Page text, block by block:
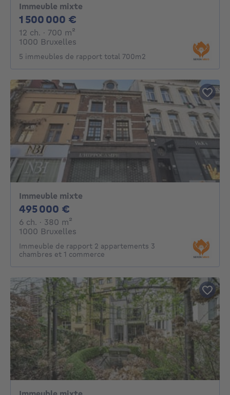
Immeuble mixte
1 500 000 €
12 ch. 12 chambres
· 700 m²
1000 Bruxelles
5 immeubles de rapport total 700m2
Immeuble mixte
495 000 €
6 ch. 6 chambres
· 380 m²
1000 Bruxelles
Immeuble de rapport 2 appartements 3
chambres et 1 commerce